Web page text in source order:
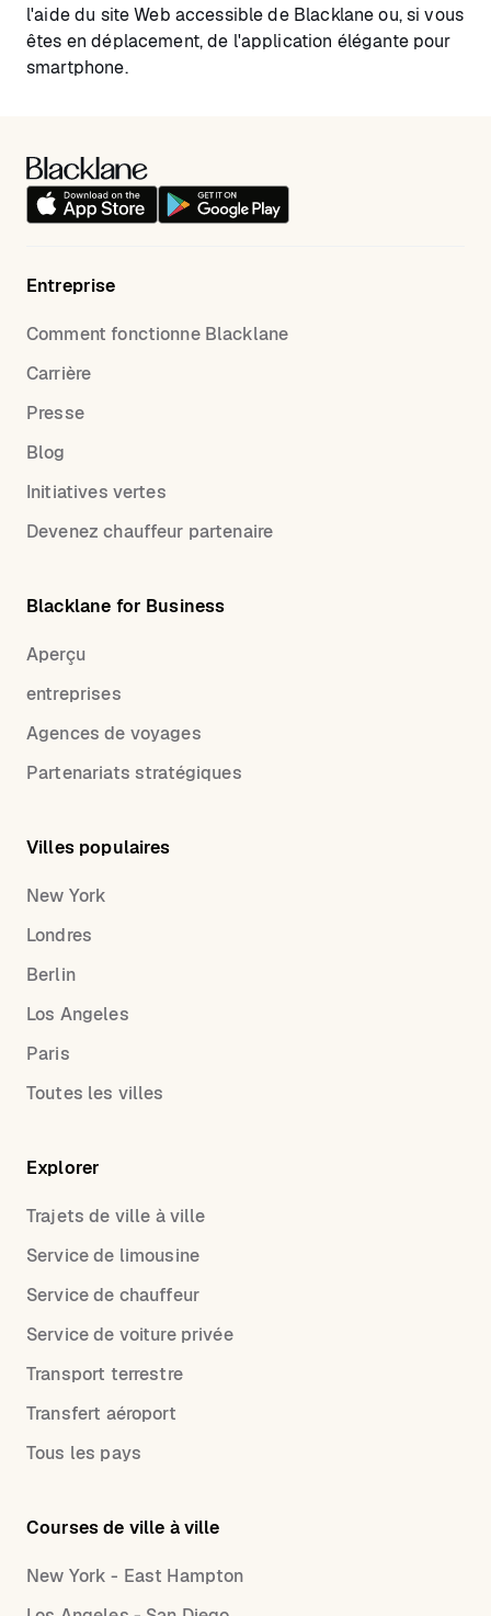
l'aide du site Web accessible de Blacklane ou, si vous
êtes en déplacement, de l'application élégante pour
smartphone.
Entreprise
Comment fonctionne Blacklane
Carrière
Presse
Blog
Initiatives vertes
Devenez chauffeur partenaire
Blacklane for Business
Aperçu
entreprises
Agences de voyages
Partenariats stratégiques
Villes populaires
New York
Londres
Berlin
Los Angeles
Paris
Toutes les villes
Explorer
Trajets de ville à ville
Service de limousine
Service de chauffeur
Service de voiture privée
Transport terrestre
Transfert aéroport
Tous les pays
Courses de ville à ville
New York - East Hampton